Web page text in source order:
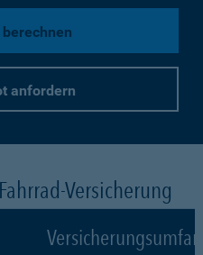
anfordern
Versicherung